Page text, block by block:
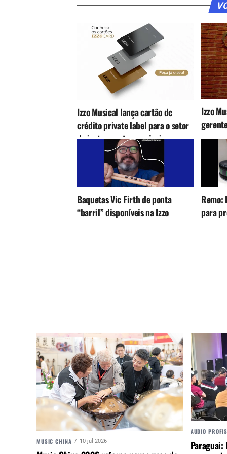
Izzo Musical lança cartão de
crédito private label para o setor
de instrumentos musicais
Izzo
Baquetas Vic Firth de ponta
“barril” disponíveis na Izzo
Remo:
para
MUSIC CHINA 10 jul 2026
AUDIO